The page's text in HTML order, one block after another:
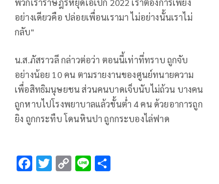
อย่างเดียวคือ ปล่อยเพื่อนเรามา ไม่อย่างนั้นเราไม่
กลับ"
น.ส.ภัสราวลี กล่าวต่อว่า ตอนนี้เท่าที่ทราบ ถูกจับ
อย่างน้อย 10 คน ตามรายงานของศูนย์ทนายความ
เพื่อสิทธิมนุษยชน ส่วนคนบาดเจ็บนับไม่ถ้วน บางคน
ถูกหาบไปโรงพยาบาลแล้วขั้นต่ำ 4 คน ด้วยอาการถูก
ยิง ถูกกระทืบ โดนหินปา ถูกกระบองไล่ฟาด
F T C Li